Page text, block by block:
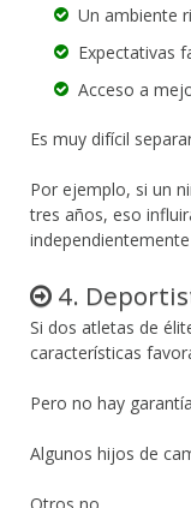
Un ambiente
Expectativas
Acceso a
Es muy difícil
Por ejemplo, si un
tres años, eso
4.
Si dos atletas de
características
Pero no hay
Algunos hijos de